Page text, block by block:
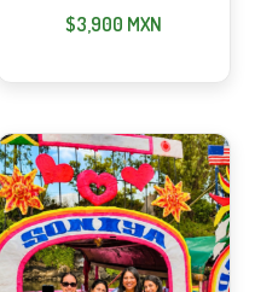
$3,900 MXN